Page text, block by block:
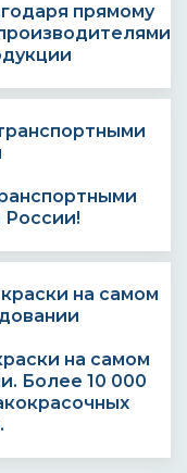
прямому
России!
на самом
Более 10 000